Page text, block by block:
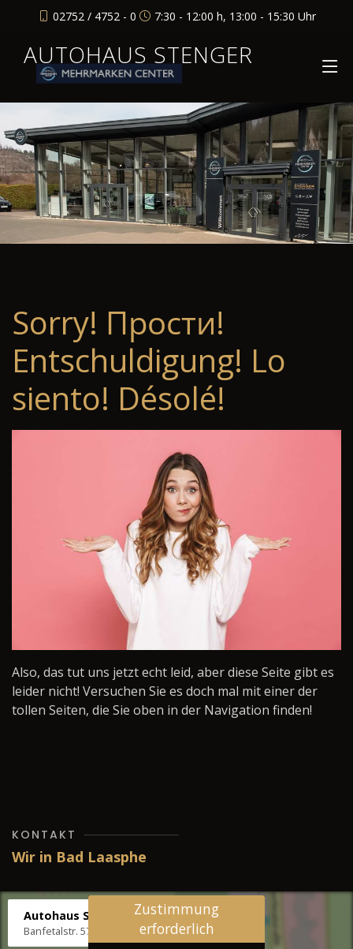
02752 / 4752 - 0 7:30 - 12:00 h, 13:00 - 15:30 Uhr
AUTOHAUS STENGER
Sorry! Прости!
Entschuldigung! Lo
siento! Désolé!
Also, das tut uns jetzt echt leid, aber diese Seite gibt es
leider nicht! Versuchen Sie es doch mal mit einer der
tollen Seiten, die Sie oben in der Navigation finden!
KONTAKT
Wir in Bad Laasphe
Autohaus Stenger
Banfetalstr. 57, 57334 Bad Laasphe
Zustimmung
erforderlich